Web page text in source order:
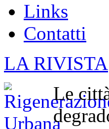
Links
Contatti
LA RIVISTA
Le